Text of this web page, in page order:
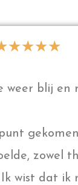
★★★★
weer blij en
punt
zowel
Ik wist dat ik